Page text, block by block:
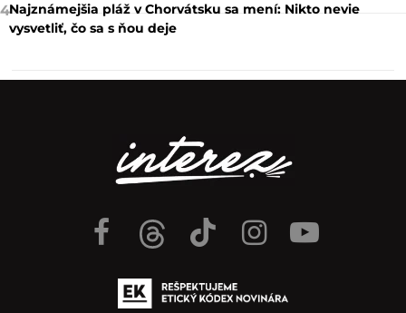
4Najznámejšia pláž v Chorvátsku sa mení: Nikto nevie
vysvetliť, čo sa s ňou deje